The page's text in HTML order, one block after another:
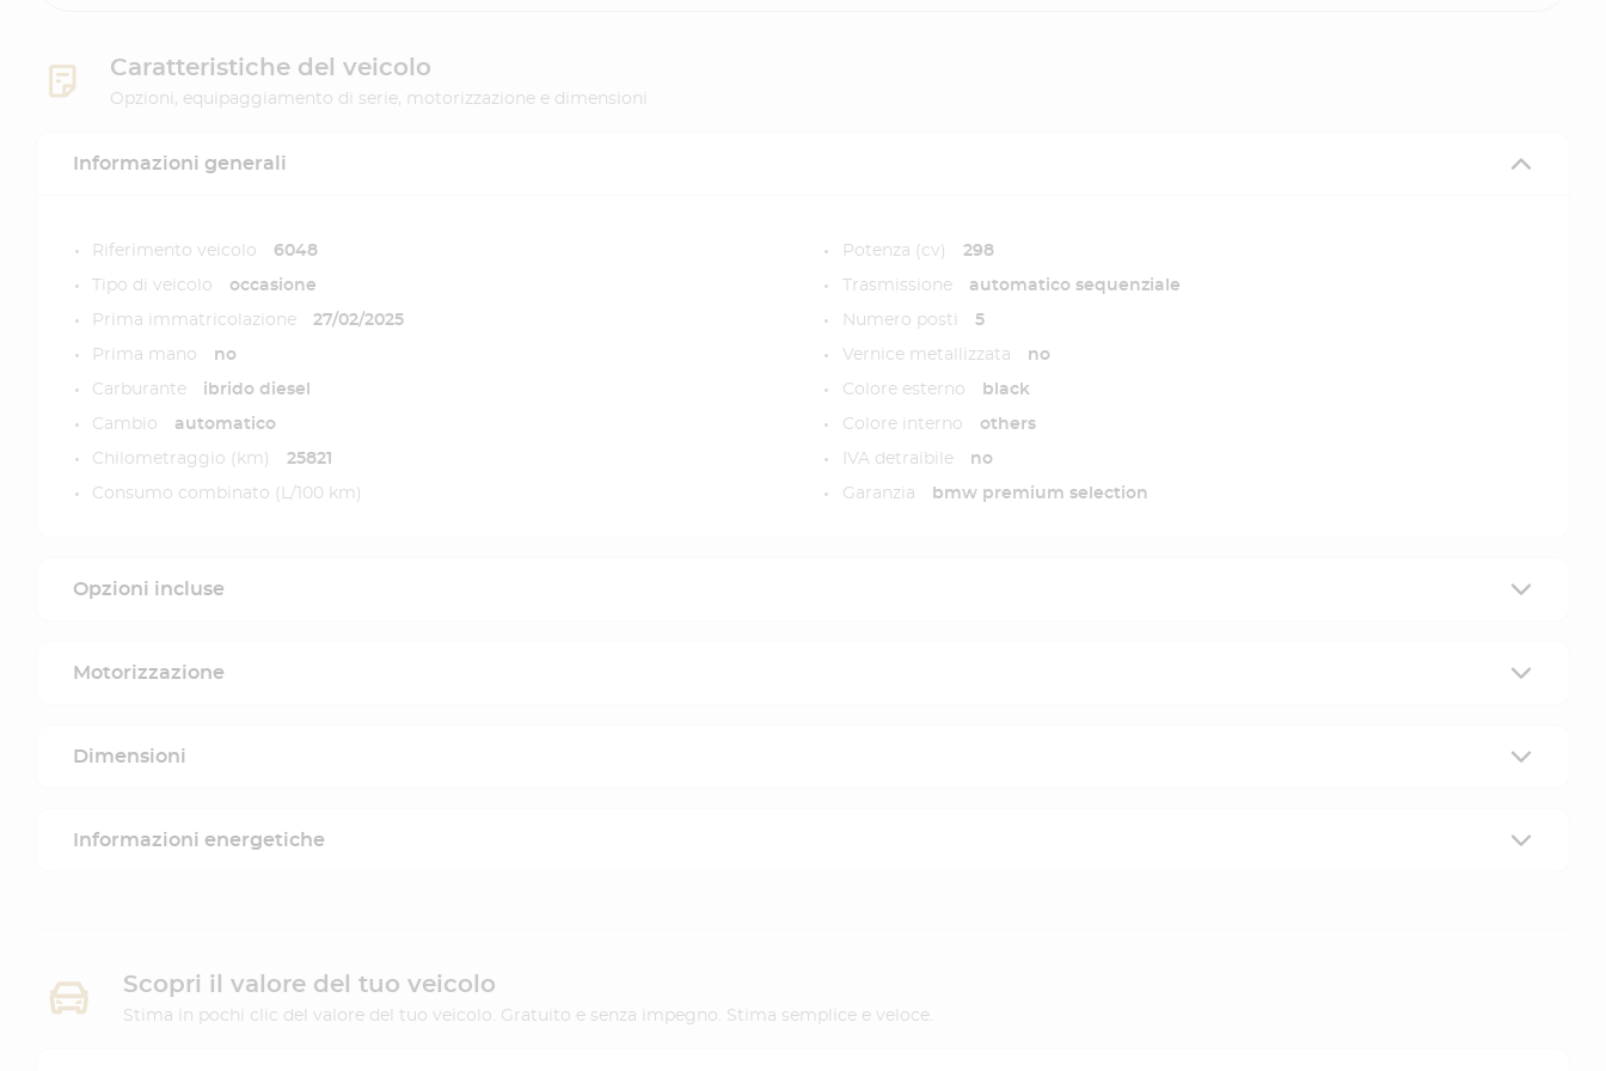
Caratteristiche del veicolo
Opzioni, equipaggiamento di serie, motorizzazione e dimensioni
Informazioni generali
Riferimento veicolo 6048
Tipo di veicolo occasione
Prima immatricolazione 27/02/2025
Prima mano no
Carburante ibrido diesel
Cambio automatico
Chilometraggio (km) 25821
Consumo combinato (L/100 km)
Potenza (cv) 298
Trasmissione automatico sequenziale
Numero posti 5
Vernice metallizzata no
Colore esterno black
Colore interno others
IVA detraibile no
Garanzia bmw premium selection
Opzioni incluse
Motorizzazione
Dimensioni
Informazioni energetiche
Scopri il valore del tuo veicolo
Stima in pochi clic del valore del tuo veicolo. Gratuito e senza impegno. Stima semplice e veloce.